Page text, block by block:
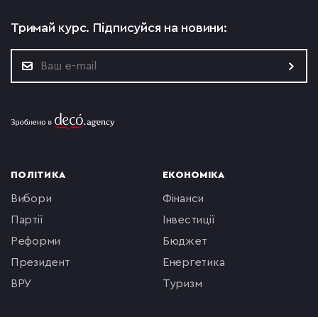
Тримай курс. Підписуйся на новини:
ПОЛІТИКА
вибори
партії
реформи
президент
ВРУ
ЕКОНОМІКА
фінанси
інвестиції
бюджет
енергетика
туризм